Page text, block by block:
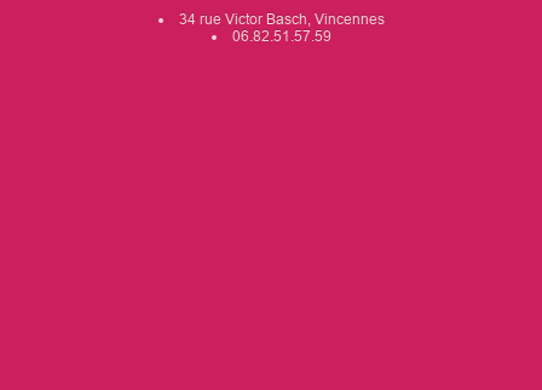
34 rue Victor Basch, Vincennes
06.82.51.57.59